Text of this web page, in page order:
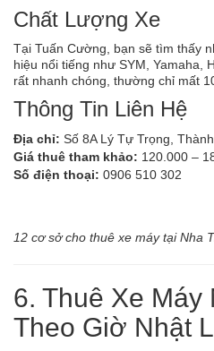
Chất Lượng Xe
Tại Tuấn Cường, bạn sẽ tìm thấy
hiệu nổi tiếng như SYM, Yamaha,
rất nhanh chóng, thường chỉ mất
Thông Tin Liên Hệ
Địa chỉ: Số 8A Lý Tự Trọng,
Giá thuê tham khảo: 120.000 –
Số điện thoại: 0906 510 302
12 cơ sở cho thuê xe máy tại Nha
6. Thuê Xe Máy
Theo Giờ Nhật